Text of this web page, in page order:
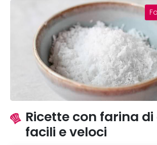
Ricette con farina
facili e veloci